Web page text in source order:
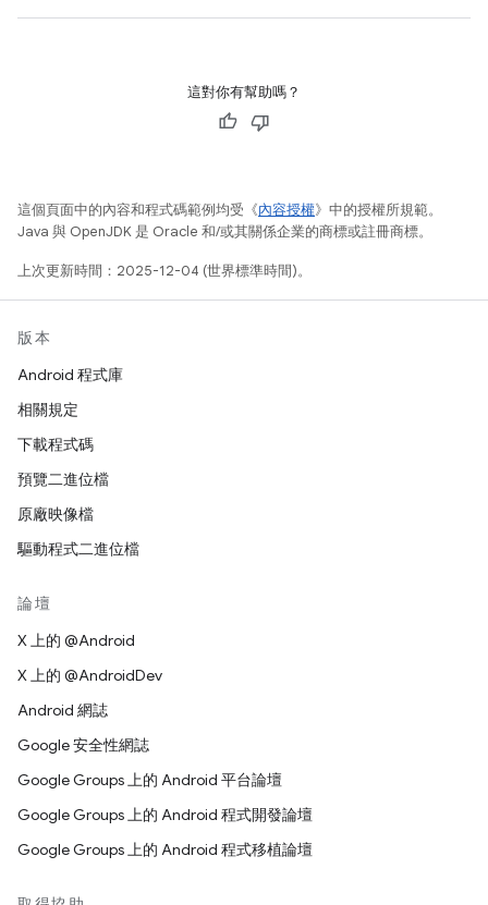
這對你有幫助嗎？
這個頁面中的內容和程式碼範例均受《內容授權》中的授權所規範。
Java 與 OpenJDK 是 Oracle 和/或其關係企業的商標或註冊商標。
上次更新時間：2025-12-04 (世界標準時間)。
版本
Android 程式庫
相關規定
下載程式碼
預覽二進位檔
原廠映像檔
驅動程式二進位檔
論壇
X 上的 @Android
X 上的 @AndroidDev
Android 網誌
Google 安全性網誌
Google Groups 上的 Android 平台論壇
Google Groups 上的 Android 程式開發論壇
Google Groups 上的 Android 程式移植論壇